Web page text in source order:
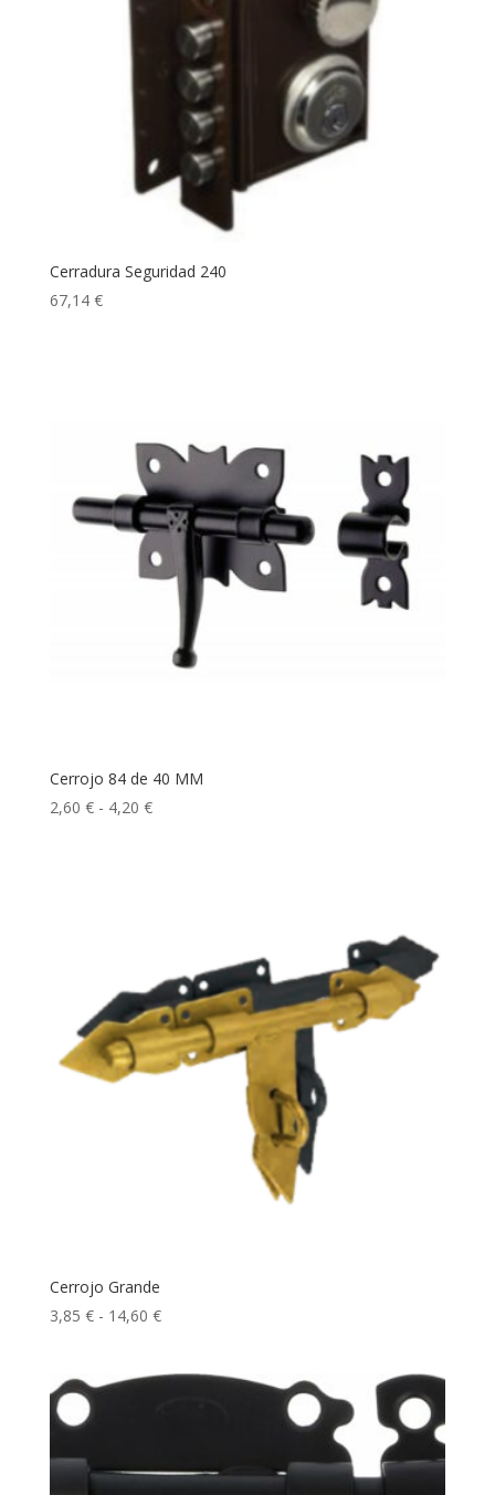
Cerradura Seguridad 240
67,14 €
Cerrojo 84 de 40 MM
2,60 € - 4,20 €Rango
Cerrojo Grande
3,85 € - 14,60 €Rango
14,60 €